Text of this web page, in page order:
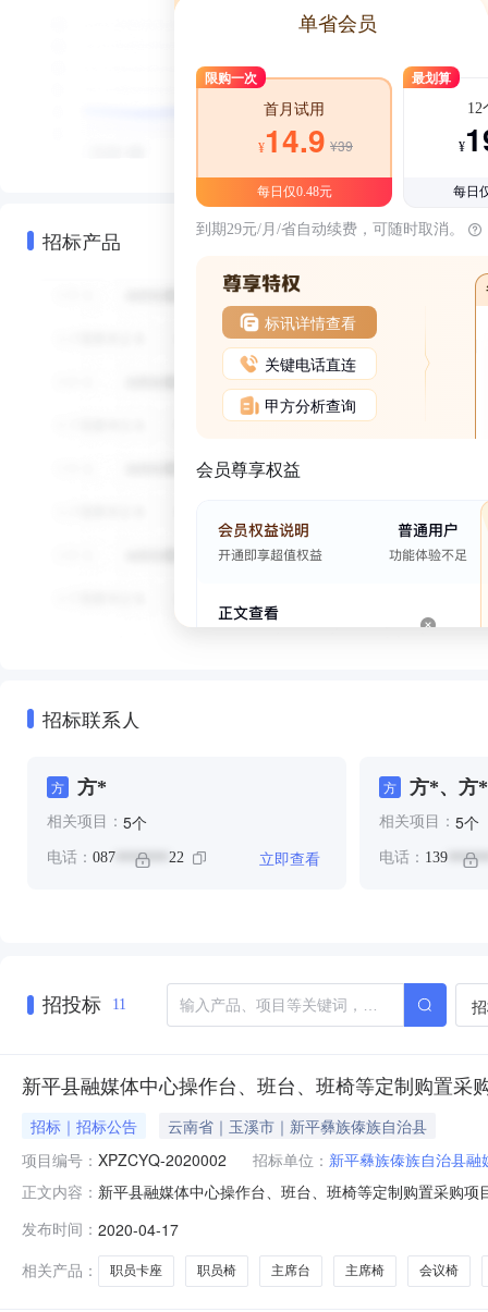
招标产品
单省会员
限购一次
首月试用
¥14.9 ¥39
每日仅0.48元
最划算
12
¥
每日
到期29元/月/省自动续费，可随时取消。
标讯详情查看
关键电话直连
甲方分析查询
会员尊享权益
招标联系人
方 方*
相关项目： 5个
电话： 087 ******* 22 立即查看
方 方*、方
相关项目： 5个
电话： 139
招投标 11
新平县融媒体中心操作台、班台、班椅等定制购置采
招标｜招标公告
云南省｜玉溪市｜新平彝族傣族自治县
项目编号： XPZCYQ-2020002 招标单位： 新平彝族傣族自治县融
正文内容： 新平县融媒体中心操作台、班台、班椅等定制购置采购
169315.00四、主要标的信息货物名称品牌规格型号数
发布时间： 2020-04-17
相关产品：
职员卡座 职员椅 主席台 主席椅 会议椅